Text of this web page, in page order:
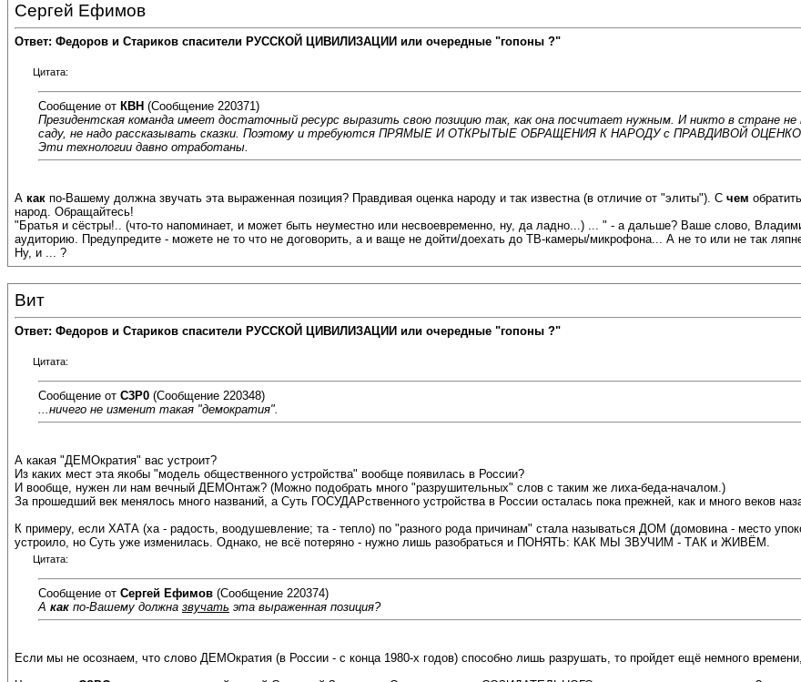
Сергей Ефимов
Ответ: Федоров и Стариков спасители РУССКОЙ ЦИВИЛИЗАЦИИ или очередные "гопоны ?"
Цитата:
Сообщение от КВН (Сообщение 220371)
Президентская команда имеет достаточный ресурс выразить свою позицию так, как она посчитает нужным. И никто в стране
саду, не надо рассказывать сказки. Поэтому и требуются ПРЯМЫЕ И ОТКРЫТЫЕ ОБРАЩЕНИЯ К НАРОДУ с ПРАВДИВОЙ
Эти технологии давно отработаны.
А как по-Вашему должна звучать эта выраженная позиция? Правдивая оценка народу и так известна (в отличие от "элиты"). С чем
народ. Обращайтесь!
"Братья и сёстры!.. (что-то напоминает, и может быть неуместно или несвоевременно, ну, да ладно...) ... " - а дальше? Ваше слово,
аудиторию. Предупредите - можете не то что не договорить, а и ваще не дойти/доехать до ТВ-камеры/микрофона... А не то или не так
Ну, и ... ?
Вит
Ответ: Федоров и Стариков спасители РУССКОЙ ЦИВИЛИЗАЦИИ или очередные "гопоны ?"
Цитата:
Сообщение от C3P0 (Сообщение 220348)
...ничего не изменит такая "демократия".
А какая "ДЕМОкратия" вас устроит?
Из каких мест эта якобы "модель общественного устройства" вообще появилась в России?
И вообще, нужен ли нам вечный ДЕМОнтаж? (Можно подобрать много "разрушительных" слов с таким же лиха-беда-началом.)
За прошедший век менялось много названий, а Суть ГОСУДАРственного устройства в России осталась пока прежней, как и много веков
К примеру, если ХАТА (ха - радость, воодушевление; та - тепло) по "разного рода причинам" стала называться ДОМ (домовина - место
устроило, но Суть уже изменилась. Однако, не всё потеряно - нужно лишь разобраться и ПОНЯТЬ: КАК МЫ ЗВУЧИМ - ТАК и ЖИВЁМ.
Цитата:
Сообщение от Сергей Ефимов (Сообщение 220374)
А как по-Вашему должна звучать эта выраженная позиция?
Если мы не осознаем, что слово ДЕМОкратия (в России - с конца 1980-х годов) способно лишь разрушать, то пройдет ещё немного